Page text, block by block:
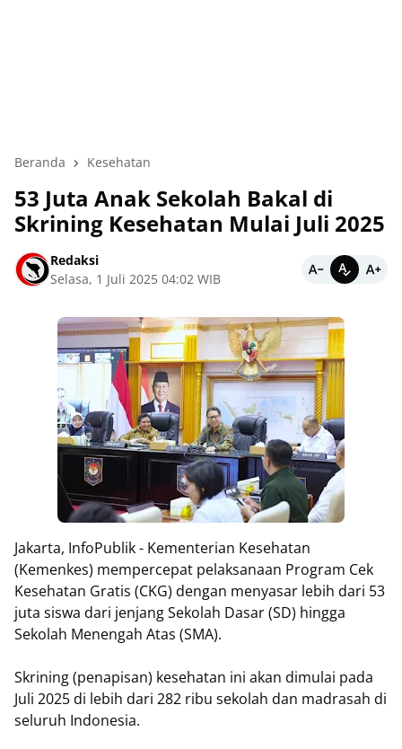
Beranda Kesehatan
53 Juta Anak Sekolah Bakal di
Skrining Kesehatan Mulai Juli 2025
Redaksi
Selasa, 1 Juli 2025 04:02 WIB
Jakarta, InfoPublik - Kementerian Kesehatan
(Kemenkes) mempercepat pelaksanaan Program Cek
Kesehatan Gratis (CKG) dengan menyasar lebih dari 53
juta siswa dari jenjang Sekolah Dasar (SD) hingga
Sekolah Menengah Atas (SMA).
Skrining (penapisan) kesehatan ini akan dimulai pada
Juli 2025 di lebih dari 282 ribu sekolah dan madrasah di
seluruh Indonesia.